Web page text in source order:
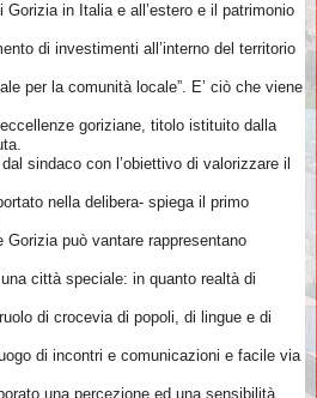
Gorizia in Italia e all’estero e il patrimonio
di investimenti all’interno del territorio
per la comunità locale”. E’ ciò che viene
goriziane, titolo istituito dalla
sindaco con l’obiettivo di valorizzare il
nella delibera- spiega il primo
può vantare rappresentano
città speciale: in quanto realtà di
di crocevia di popoli, di lingue e di
di incontri e comunicazioni e facile via
una percezione ed una sensibilità